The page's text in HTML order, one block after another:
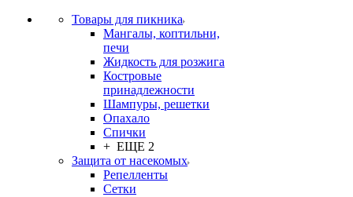
Товары для пикника
Мангалы, коптильни,
печи
Жидкость для розжига
Костровые
принадлежности
Шампуры, решетки
Опахало
Спички
+ ЕЩЕ 2
Защита от насекомых
Репелленты
Сетки